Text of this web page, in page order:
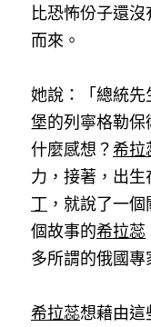
比恐怖份子還沒
而來。
她說：「總統
堡的列寧格勒保
什麼感想？希拉
力，接著，出
丁 ，就說了一
個故事的希拉蕊
多所謂的俄國專
希拉蕊想藉由這